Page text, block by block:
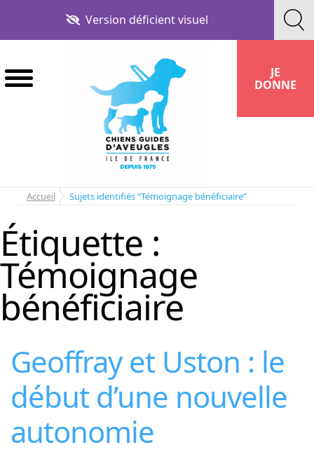
la
contenu
Version déficient visuel
JE
DONNE
Accueil Sujets identifiés “Témoignage bénéficiaire”
Étiquette :
Témoignage
bénéficiaire
Geoffray et Uston : le
début d’une nouvelle
autonomie